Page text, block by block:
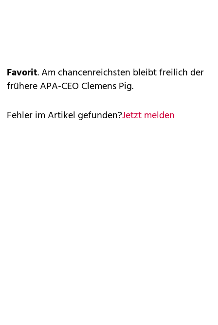
Favorit. Am chancenreichsten bleibt freilich der
frühere APA-CEO Clemens Pig.
Fehler im Artikel gefunden?Jetzt melden